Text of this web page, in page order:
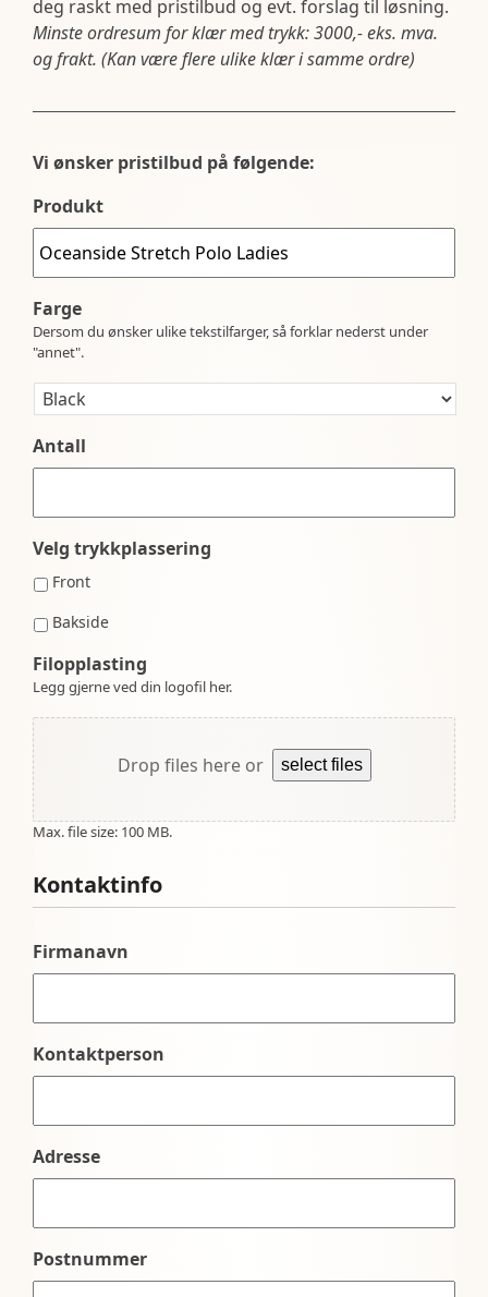
deg raskt med pristilbud og evt. forslag til løsning.
Minste ordresum for klær med trykk: 3000,- eks. mva.
og frakt. (Kan være flere ulike klær i samme ordre)
Vi ønsker pristilbud på følgende:
Produkt
Farge
Dersom du ønsker ulike tekstilfarger, så forklar nederst under
"annet".
Antall
Velg trykkplassering
Front
Bakside
Filopplasting
Legg gjerne ved din logofil her.
Drop files here or select files
Max. file size: 100 MB.
Kontaktinfo
Firmanavn
Kontaktperson
Adresse
Postnummer